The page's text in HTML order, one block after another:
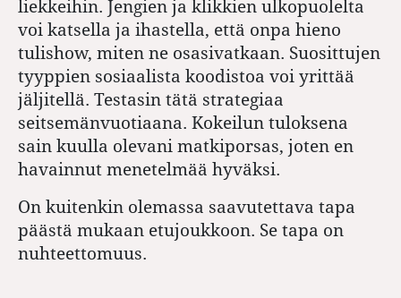
liekkeihin. Jengien ja klikkien ulkopuolelta
voi katsella ja ihastella, että onpa hieno
tulishow, miten ne osasivatkaan. Suosittujen
tyyppien sosiaalista koodistoa voi yrittää
jäljitellä. Testasin tätä strategiaa
seitsemänvuotiaana. Kokeilun tuloksena
sain kuulla olevani matkiporsas, joten en
havainnut menetelmää hyväksi.
On kuitenkin olemassa saavutettava tapa
päästä mukaan etujoukkoon. Se tapa on
nuhteettomuus.